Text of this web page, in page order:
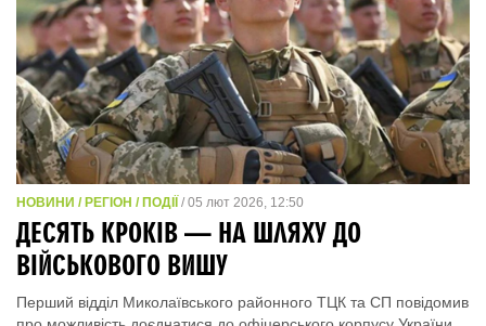
НОВИНИ / РЕГІОН / ПОДІЇ / 05 лют 2026, 12:50
ДЕСЯТЬ КРОКІВ — НА ШЛЯХУ ДО
ВІЙСЬКОВОГО ВИШУ
Перший відділ Миколаївського районного ТЦК та СП повідомив